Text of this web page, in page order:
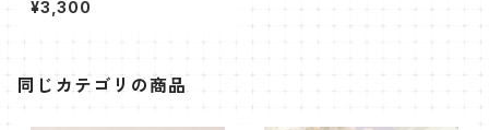
¥3,300
同じカテゴリの商品